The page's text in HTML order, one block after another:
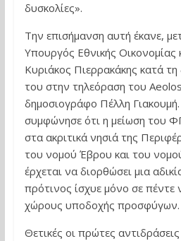
δυσκολίες».
Την επισήμανση αυτή έκανε,
Υπουργός Εθνικής Οικονομίας
Κυριάκος Πιερρακάκης κατά τη
του στην τηλεόραση του
δημοσιογράφο Πέλλη
συμφώνησε ότι η μείωση του
στα ακριτικά νησιά της
του νομού Έβρου και του
έρχεται να διορθώσει μια
πρότινος ίσχυε μόνο σε πέντε
χώρους υποδοχής προσφύγων.
Θετικές οι πρώτες